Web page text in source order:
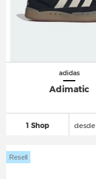
adidas
Adimatic
1 Shop desde
Resell